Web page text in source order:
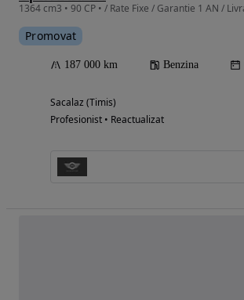
1364 cm3 • 90 CP • / Rate Fixe / Garantie 1 AN /
Promovat
187 000 km Benzina
Sacalaz (Timis)
Profesionist • Reactualizat